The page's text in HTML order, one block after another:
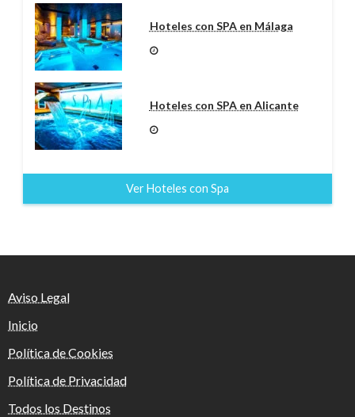
Hoteles con SPA en Málaga
Hoteles con SPA en Alicante
Ver Hoteles con Spa
Aviso Legal
Inicio
Política de Cookies
Política de Privacidad
Todos los Destinos